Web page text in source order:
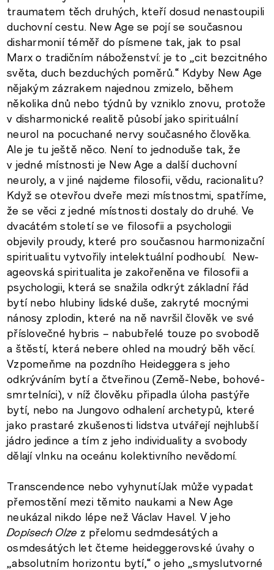
traumatem těch druhých, kteří dosud nenastoupili
duchovní cestu. New Age se pojí se současnou
disharmonií téměř do písmene tak, jak to psal
Marx o tradičním náboženství: je to „cit bezcitného
světa, duch bezduchých poměrů.“ Kdyby New Age
nějakým zázrakem najednou zmizelo, během
několika dnů nebo týdnů by vzniklo znovu, protože
v disharmonické realitě působí jako spirituální
neurol na pocuchané nervy současného člověka.
Ale je tu ještě něco. Není to jednoduše tak, že
v jedné místnosti je New Age a další duchovní
neuroly, a v jiné najdeme filosofii, vědu, racionalitu?
Když se otevřou dveře mezi místnostmi, spatříme,
že se věci z jedné místnosti dostaly do druhé. Ve
dvacátém století se ve filosofii a psychologii
objevily proudy, které pro současnou harmonizační
spiritualitu vytvořily intelektuální podhoubí. New-
ageovská spiritualita je zakořeněna ve filosofii a
psychologii, která se snažila odkrýt základní řád
bytí nebo hlubiny lidské duše, zakryté mocnými
nánosy zplodin, které na ně navršil člověk ve své
příslovečné hybris – nabubřelé touze po svobodě
a štěstí, která nebere ohled na moudrý běh věcí.
Vzpomeňme na pozdního Heideggera s jeho
odkrýváním bytí a čtveřinou (Země-Nebe, bohové-
smrtelníci), v níž člověku připadla úloha pastýře
bytí, nebo na Jungovo odhalení archetypů, které
jako prastaré zkušenosti lidstva utvářejí nejhlubší
jádro jedince a tím z jeho individuality a svobody
dělají vlnku na oceánu kolektivního nevědomí.
Transcendence nebo vyhynutíJak může vypadat
přemostění mezi těmito naukami a New Age
neukázal nikdo lépe než Václav Havel. V jeho
Dopisech Olze z přelomu sedmdesátých a
osmdesátých let čteme heideggerovské úvahy o
„absolutním horizontu bytí,“ o jeho „smyslutvorné